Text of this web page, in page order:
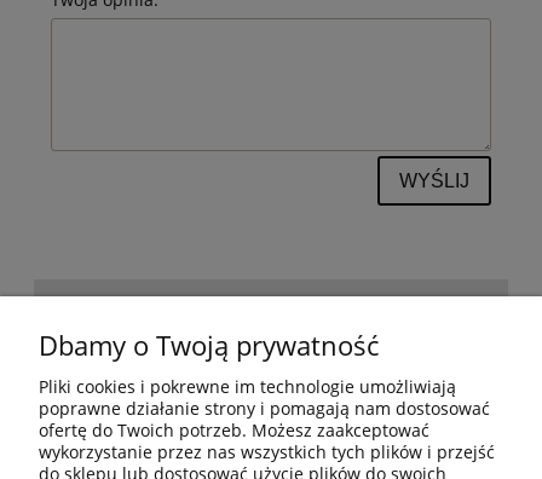
WYŚLIJ
BESTSELLERY
Dbamy o Twoją prywatność
Pliki cookies i pokrewne im technologie umożliwiają
poprawne działanie strony i pomagają nam dostosować
ofertę do Twoich potrzeb. Możesz zaakceptować
wykorzystanie przez nas wszystkich tych plików i przejść
do sklepu lub dostosować użycie plików do swoich